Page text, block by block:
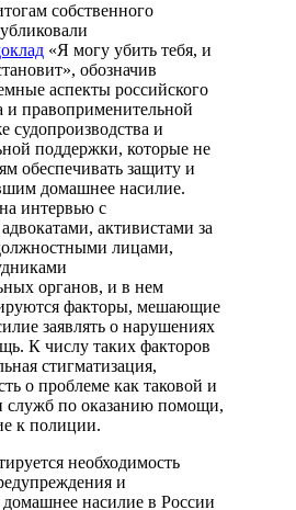
собственного
«Я могу убить тебя, и
обозначив
аспекты российского
и правоприменительной
судопроизводства и
поддержки, которые не
обеспечивать защиту и
домашнее насилие.
интервью с
активистами за
лицами,
органов, и в нем
факторы, мешающие
заявлять о нарушениях
К числу таких факторов
стигматизация,
о проблеме как таковой и
служб по оказанию помощи,
к полиции.
необходимость
и
домашнее насилие в России